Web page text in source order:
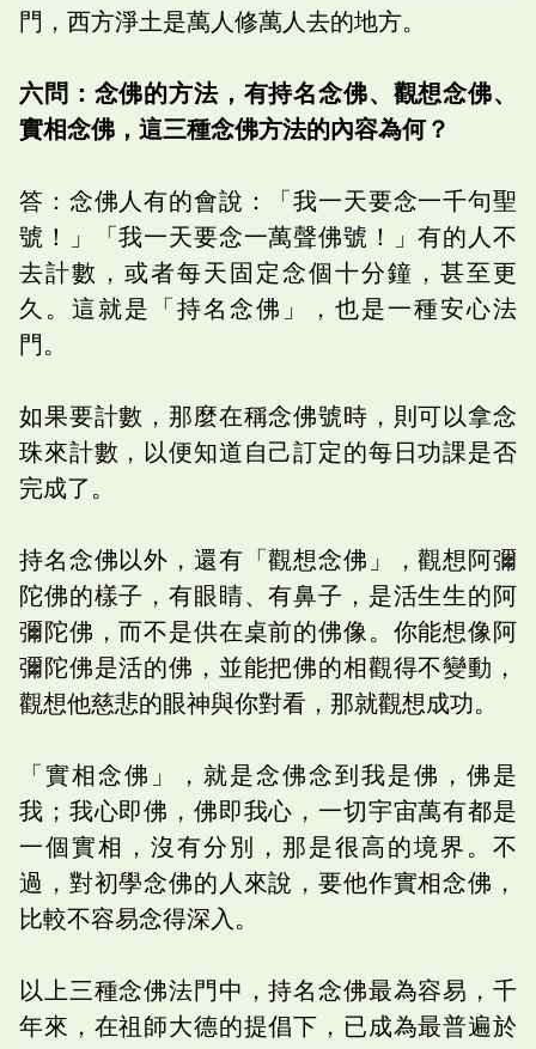
門，西方淨土是萬人修萬人去的地方。
六問：念佛的方法，有持名念佛、觀想念佛、
實相念佛，這三種念佛方法的內容為何？
答：念佛人有的會說：「我一天要念一千句聖
號！」「我一天要念一萬聲佛號！」有的人不
去計數，或者每天固定念個十分鐘，甚至更
久。這就是「持名念佛」，也是一種安心法
門。
如果要計數，那麼在稱念佛號時，則可以拿念
珠來計數，以便知道自己訂定的每日功課是否
完成了。
持名念佛以外，還有「觀想念佛」，觀想阿彌
陀佛的樣子，有眼睛、有鼻子，是活生生的阿
彌陀佛，而不是供在桌前的佛像。你能想像阿
彌陀佛是活的佛，並能把佛的相觀得不變動，
觀想他慈悲的眼神與你對看，那就觀想成功。
「實相念佛」，就是念佛念到我是佛，佛是
我；我心即佛，佛即我心，一切宇宙萬有都是
一個實相，沒有分別，那是很高的境界。不
過，對初學念佛的人來說，要他作實相念佛，
比較不容易念得深入。
以上三種念佛法門中，持名念佛最為容易，千
年來，在祖師大德的提倡下，已成為最普遍於